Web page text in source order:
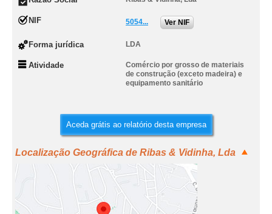
NIF 5054... Ver NIF
Forma jurídica LDA
Atividade
Comércio por grosso de materiais
de construção (exceto madeira) e
equipamento sanitário
Aceda grátis ao relatório desta empresa
Localização Geográfica de Ribas & Vidinha, Lda